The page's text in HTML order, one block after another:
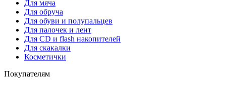
Для мяча
Для обруча
Для обуви и полупальцев
Для палочек и лент
Для СD и flash накопителей
Для скакалки
Косметички
Покупателям